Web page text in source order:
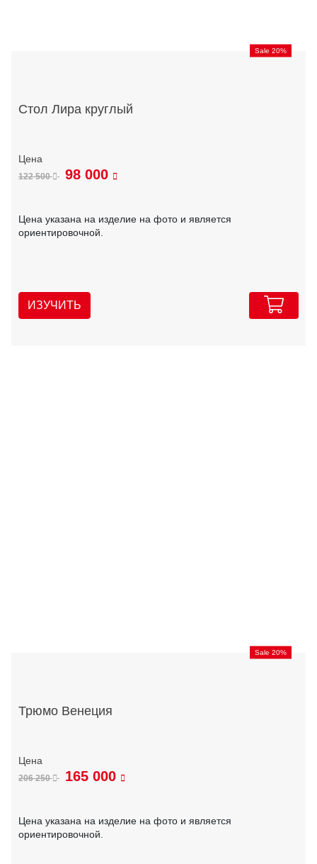
Sale 20%
Стол Лира круглый
122 500 98 000
Цена указана на изделие на фото и является
ориентировочной.
ИЗУЧИТЬ
Sale 20%
Трюмо Венеция
206 250 165 000
Цена указана на изделие на фото и является
ориентировочной.